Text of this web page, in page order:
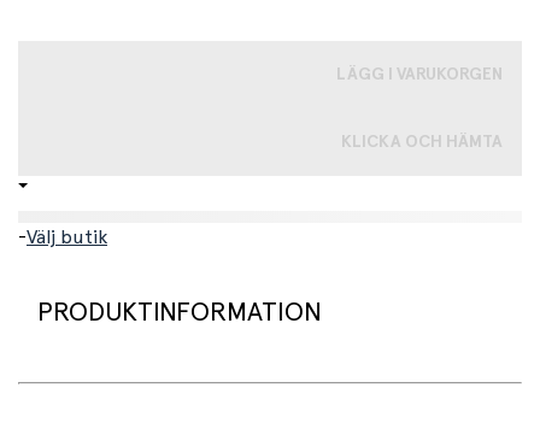
LÄGG I VARUKORGEN
KLICKA OCH HÄMTA
-Välj butik
PRODUKTINFORMATION